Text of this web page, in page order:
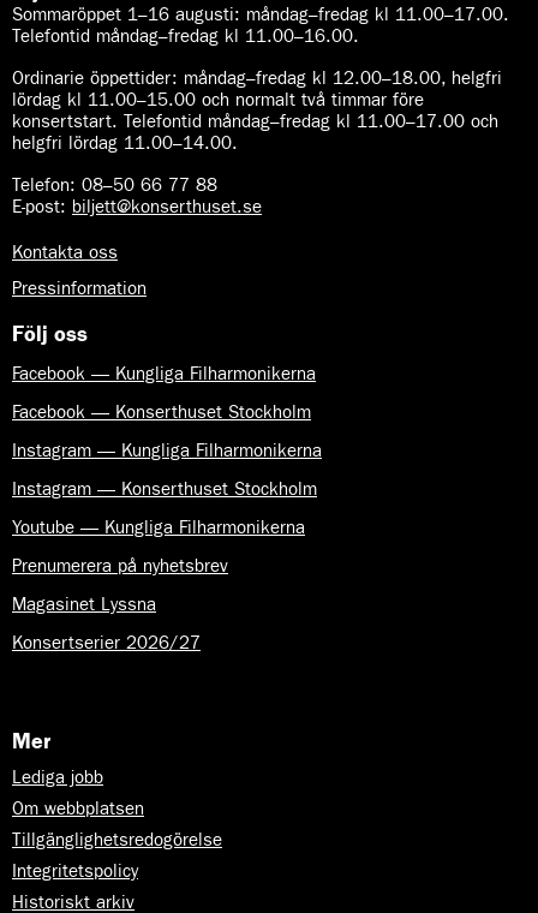
Sommaröppet 1–16 augusti: måndag–fredag kl 11.00–17.00.
Telefontid måndag–fredag kl 11.00–16.00.
Ordinarie öppettider: måndag–fredag kl 12.00–18.00, helgfri
lördag kl 11.00–15.00 och normalt två timmar före
konsertstart. Telefontid måndag–fredag kl 11.00–17.00 och
helgfri lördag 11.00–14.00.
Telefon: 08–50 66 77 88
E-post: biljett@konserthuset.se
Kontakta oss
Pressinformation
Följ oss
Facebook — Kungliga Filharmonikerna
Facebook — Konserthuset Stockholm
Instagram — Kungliga Filharmonikerna
Instagram — Konserthuset Stockholm
Youtube — Kungliga Filharmonikerna
Prenumerera på nyhetsbrev
Magasinet Lyssna
Konsertserier 2026/27
Mer
Lediga jobb
Om webbplatsen
Tillgänglighetsredogörelse
Integritetspolicy
Historiskt arkiv